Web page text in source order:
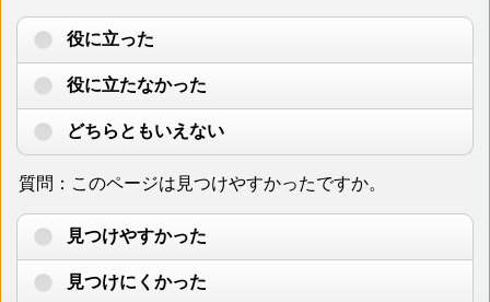
役に立った
役に立たなかった
どちらともいえない
質問：このページは見つけやすかったですか。
見つけやすかった
見つけにくかった